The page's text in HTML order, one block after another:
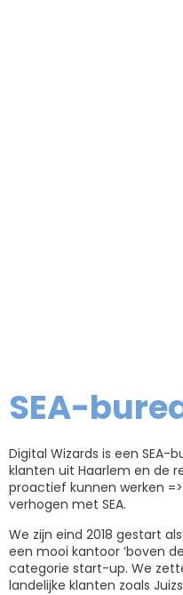
SEA-
Digital Wizards is een
klanten uit Haarlem en de
proactief kunnen werken
verhogen met SEA.
We zijn eind 2018 gestart
een mooi kantoor ‘boven
categorie start-up. We
landelijke klanten zoals